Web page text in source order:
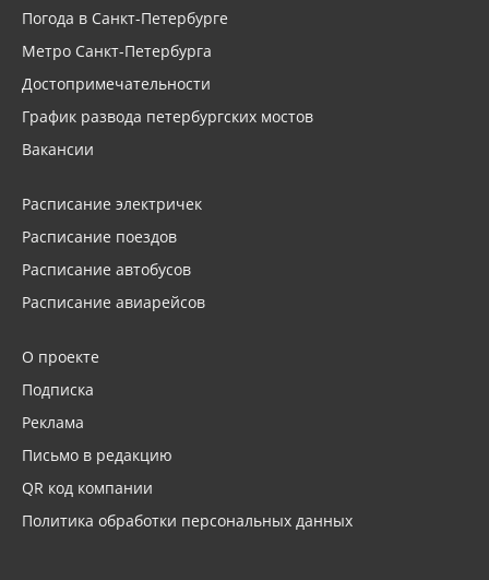
Погода в Санкт-Петербурге
Метро Санкт-Петербурга
Достопримечательности
График развода петербургских мостов
Вакансии
Расписание электричек
Расписание поездов
Расписание автобусов
Расписание авиарейсов
О проекте
Подписка
Реклама
Письмо в редакцию
QR код компании
Политика обработки персональных данных